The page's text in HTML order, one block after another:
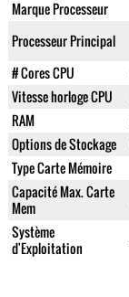
Marque Processeur
Processeur Principal
# Cores CPU
Vitesse horloge CPU
RAM
Options de Stockage
Type Carte Mémoire
Capacité Max. Carte
Mem
Système
d'Exploitation